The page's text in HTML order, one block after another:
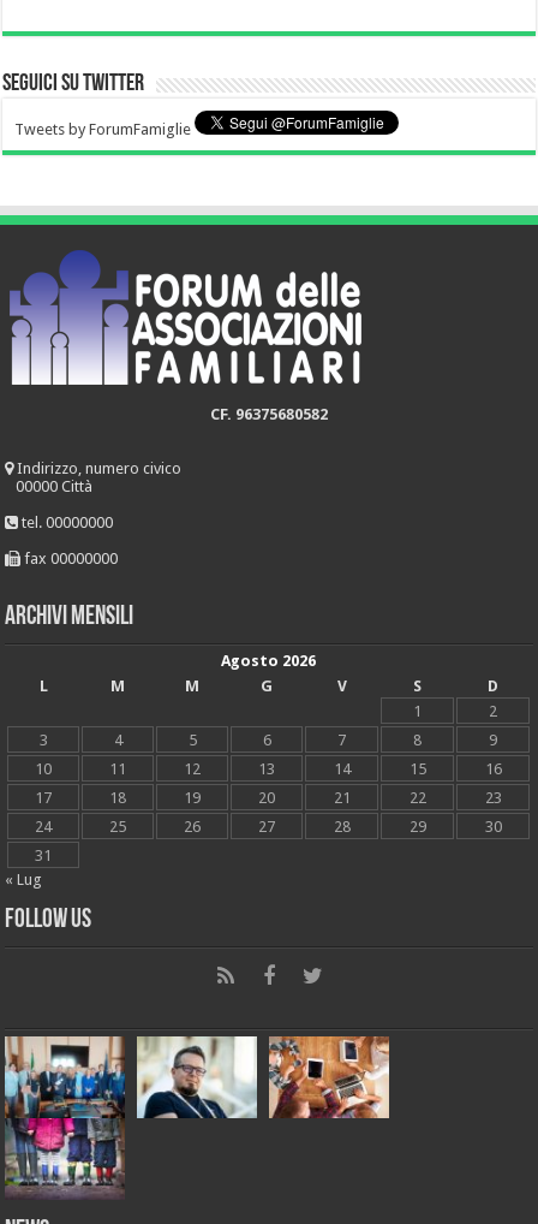
Seguici su Twitter
Tweets by ForumFamiglie
CF. 96375680582
Indirizzo, numero civico
00000 Città
tel. 00000000
fax 00000000
Archivi mensili
Agosto 2026
L
M M G V S
D
1
2
3
4 5 6 7 8
9
10
11 12 13 14 15
16
17
18 19 20 21 22
23
24
25 26 27 28 29
30
31
« Lug
Follow Us